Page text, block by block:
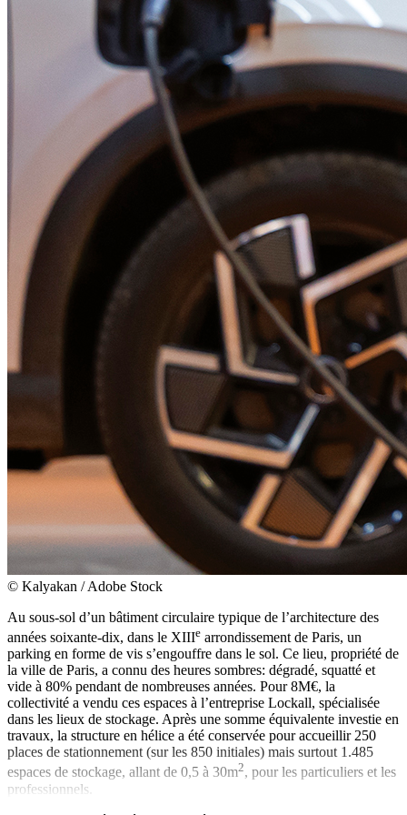
© Kalyakan / Adobe Stock
Au sous-sol d’un bâtiment circulaire typique de l’architecture des
années soixante-dix, dans le XIIIe arrondissement de Paris, un
parking en forme de vis s’engouffre dans le sol. Ce lieu, propriété de
la ville de Paris, a connu des heures sombres: dégradé, squatté et
vide à 80% pendant de nombreuses années. Pour 8M€, la
collectivité a vendu ces espaces à l’entreprise Lockall, spécialisée
dans les lieux de stockage. Après une somme équivalente investie en
travaux, la structure en hélice a été conservée pour accueillir 250
places de stationnement (sur les 850 initiales) mais surtout 1.485
espaces de stockage, allant de 0,5 à 30m2, pour les particuliers et les
professionnels.